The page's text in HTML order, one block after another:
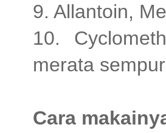
9. Allantoin,
10.
merata
Cara